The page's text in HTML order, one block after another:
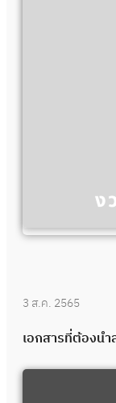
3 ส.ค. 2565
เอกสารที่ต้องน